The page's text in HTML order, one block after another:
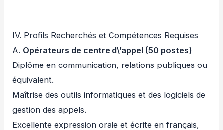
IV. Profils Recherchés et Compétences Requises
A. Opérateurs de centre d\’appel (50 postes)
Diplôme en communication, relations publiques ou
équivalent.
Maîtrise des outils informatiques et des logiciels de
gestion des appels.
Excellente expression orale et écrite en français,